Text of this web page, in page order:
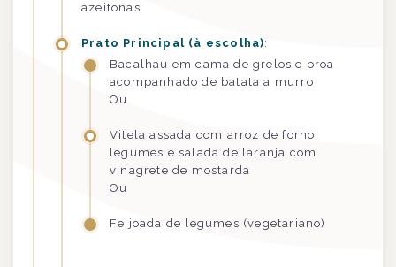
azeitonas
Prato Principal (à escolha):
Bacalhau em cama de grelos e broa
acompanhado de batata a murro
Ou
Vitela assada com arroz de forno
legumes e salada de laranja com
vinagrete de mostarda
Ou
Feijoada de legumes (vegetariano)